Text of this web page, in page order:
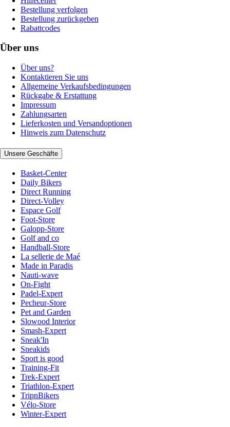
Bestellung verfolgen
Bestellung zurückgeben
Rabattcodes
Über uns
Über uns?
Kontaktieren Sie uns
Allgemeine Verkaufsbedingungen
Rückgabe & Erstattung
Impressum
Zahlungsarten
Lieferkosten und Versandoptionen
Hinweis zum Datenschutz
Unsere Geschäfte
Basket-Center
Daily Bikers
Direct Running
Direct-Volley
Espace Golf
Foot-Store
Galopp-Store
Golf and co
Handball-Store
La sellerie de Maé
Made in Paradis
Nauti-wave
On-Fight
Padel-Expert
Pecheur-Store
Pet and Garden
Slowood Interior
Smash-Expert
Sneak'In
Sneakids
Sport is good
Training-Fit
Trek-Expert
Triathlon-Expert
TripnBikers
Vélo-Store
Winter-Expert